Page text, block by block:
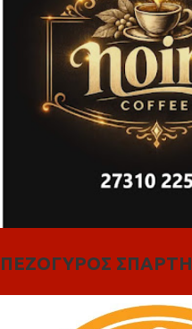
ΠΕΖΟΓΥΡΟΣ ΣΠΑΡΤΗ